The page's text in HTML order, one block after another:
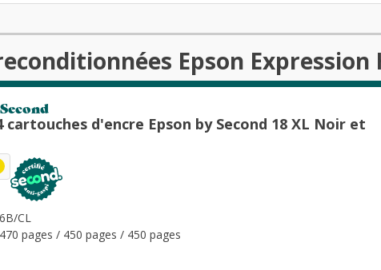
Epson Expression
cartouches d'encre Epson by Second 18 XL Noir et
CL
pages / 450 pages / 450 pages